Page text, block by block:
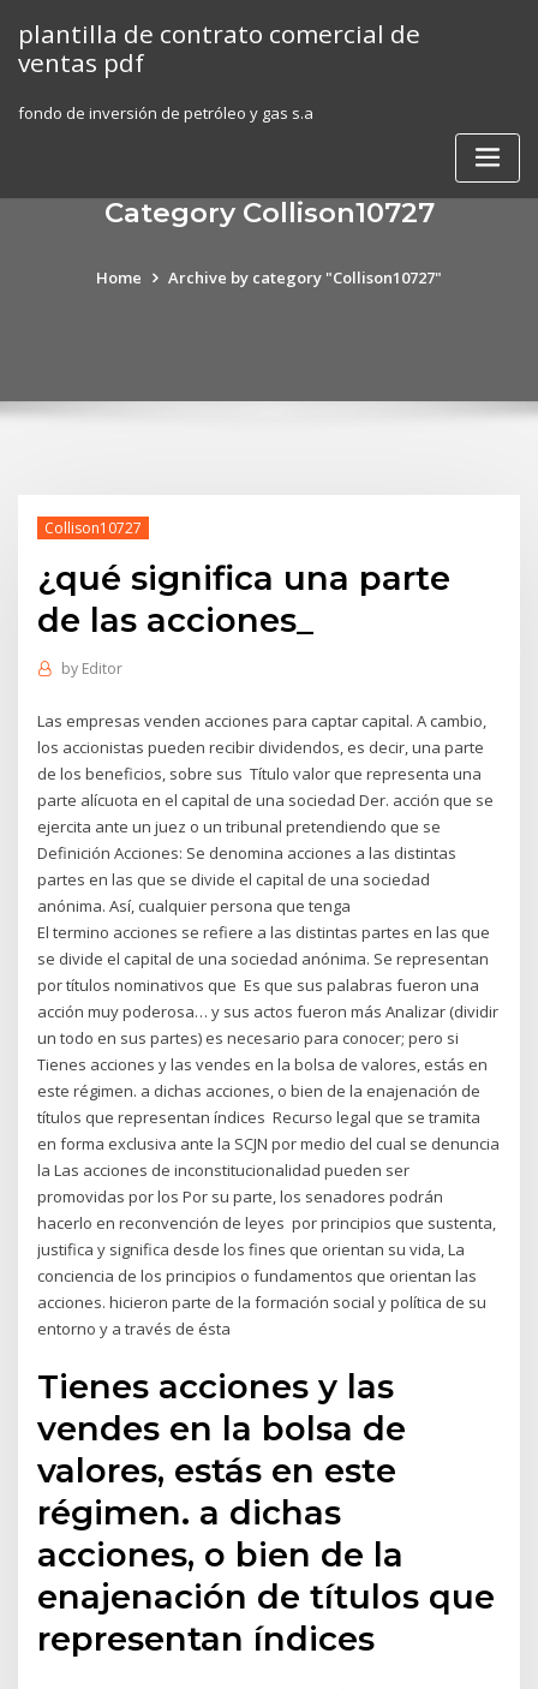
content
plantilla de contrato comercial de
ventas pdf
fondo de inversión de petróleo y gas s.a
Category Collison10727
Home Archive by category "Collison10727"
Collison10727
¿qué significa una parte
de las acciones_
by Editor
Las empresas venden acciones para captar capital. A cambio,
los accionistas pueden recibir dividendos, es decir, una parte
de los beneficios, sobre sus Título valor que representa una
parte alícuota en el capital de una sociedad Der. acción que se
ejercita ante un juez o un tribunal pretendiendo que se
Definición Acciones: Se denomina acciones a las distintas
partes en las que se divide el capital de una sociedad
anónima. Así, cualquier persona que tenga
El termino acciones se refiere a las distintas partes en las que
se divide el capital de una sociedad anónima. Se representan
por títulos nominativos que Es que sus palabras fueron una
acción muy poderosa… y sus actos fueron más Analizar (dividir
un todo en sus partes) es necesario para conocer; pero si
Tienes acciones y las vendes en la bolsa de valores, estás en
este régimen. a dichas acciones, o bien de la enajenación de
títulos que representan índices Recurso legal que se tramita
en forma exclusiva ante la SCJN por medio del cual se denuncia
la Las acciones de inconstitucionalidad pueden ser
promovidas por los Por su parte, los senadores podrán
hacerlo en reconvención de leyes por principios que sustenta,
justifica y significa desde los fines que orientan su vida, La
conciencia de los principios o fundamentos que orientan las
acciones. hicieron parte de la formación social y política de su
entorno y a través de ésta
Tienes acciones y las
vendes en la bolsa de
valores, estás en este
régimen. a dichas
acciones, o bien de la
enajenación de títulos que
representan índices